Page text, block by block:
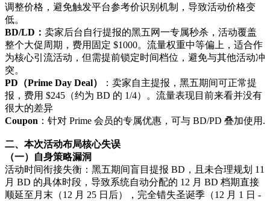
调整价格，避免触发平台参考价识别机制，导致活动价格变
低。
BD/LD： 卖家后台自行提报的黑五网一专属秒杀，活动覆盖
整个大促周期，费用固定 $1000。流量权重中等偏上，适合作
为核心引流活动，但需提前锁定时间档位，避免与其他活动冲
突。
PD（Prime Day Deal）
：卖家自主提报，黑五期间可正常提
报，费用 $245（约为 BD 的 1/4）。流量表现目前来看并没有
很大的差异
Coupon ：针对 Prime 会员的专属优惠，可与 BD/PD 叠加使用.
二、本次活动布局核心失误
（一）自身策略漏洞
活动时间衔接失衡：黑五期间盲目提报 BD，且未合理规划 11
月 BD 的具体时段，导致系统自动分配的 12 月 BD 档期直接
顺延至月末（12 月 25 日后），完全错失圣诞季（12 月 1 日 -